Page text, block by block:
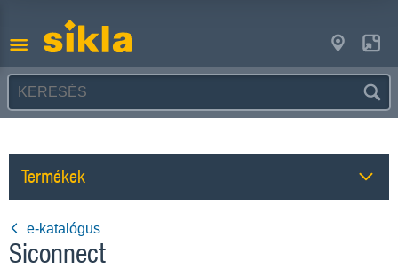
Termékek
e-katalógus
Siconnect